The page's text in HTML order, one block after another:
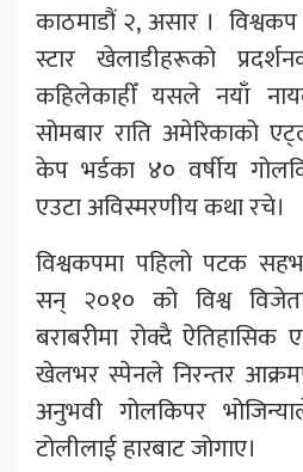
काठमाडौं २, असार ।
स्टार खेलाडीहरूको
कहिलेकाहीँ यसले नयाँ
सोमबार राति अमेरिकाको
केप भर्डका ४० वर्षीय
एउटा अविस्मरणीय कथा रचे।
विश्वकपमा पहिलो पटक
सन् २०१० को विश्व
बराबरीमा रोक्दै
खेलभर स्पेनले निरन्तर
अनुभवी गोलकिपर
टोलीलाई हारबाट जोगाए।